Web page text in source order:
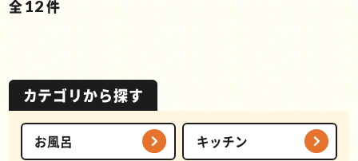
全12件
カテゴリから探す
お風呂 キッチン